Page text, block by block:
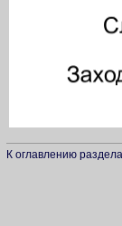
К оглавлению